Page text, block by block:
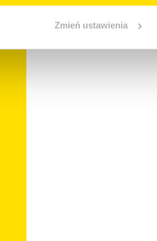
Zmień ustawienia